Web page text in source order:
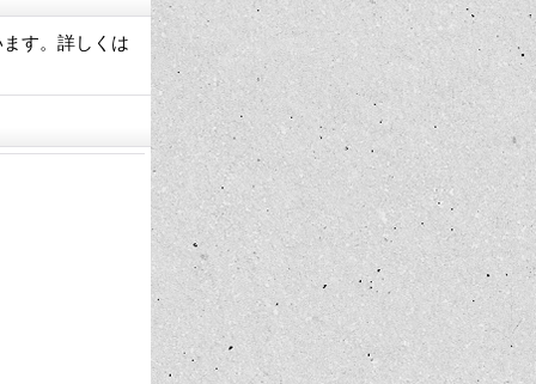
す。詳しくは